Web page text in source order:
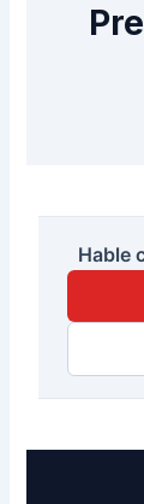
Hable